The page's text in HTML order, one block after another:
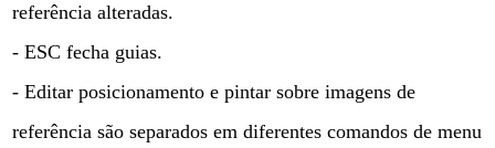
referência alteradas.
- ESC fecha guias.
- Editar posicionamento e pintar sobre imagens de
referência são separados em diferentes comandos de menu